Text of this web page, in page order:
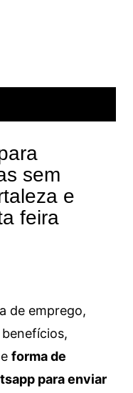
sem
e
feira
de emprego,
forma de
para enviar